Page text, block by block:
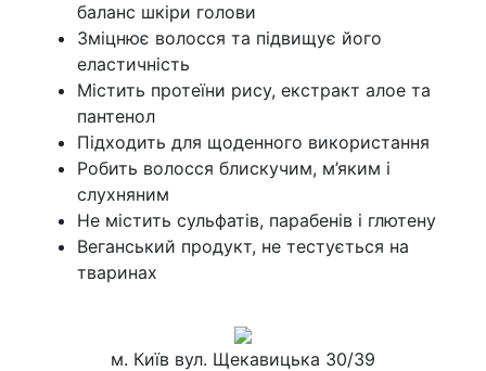
баланс шкіри голови
Зміцнює волосся та підвищує його
еластичність
Містить протеїни рису, екстракт алое та
пантенол
Підходить для щоденного використання
Робить волосся блискучим, м’яким і
слухняним
Не містить сульфатів, парабенів і глютену
Веганський продукт, не тестується на
тваринах
м. Київ вул. Щекавицька 30/39